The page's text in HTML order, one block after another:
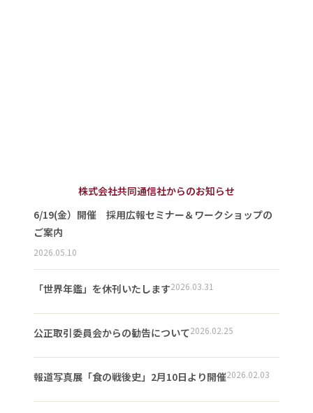
株式会社共同通信社からのお知らせ
6/19(金）開催 採用広報セミナー＆ワークショップの
ご案内
2026.05.10
「世界年鑑」を休刊いたします2026.03.31
公正取引委員会からの勧告について2026.02.25
報道写真展「食の戦後史」2月10日より開催2026.02.03